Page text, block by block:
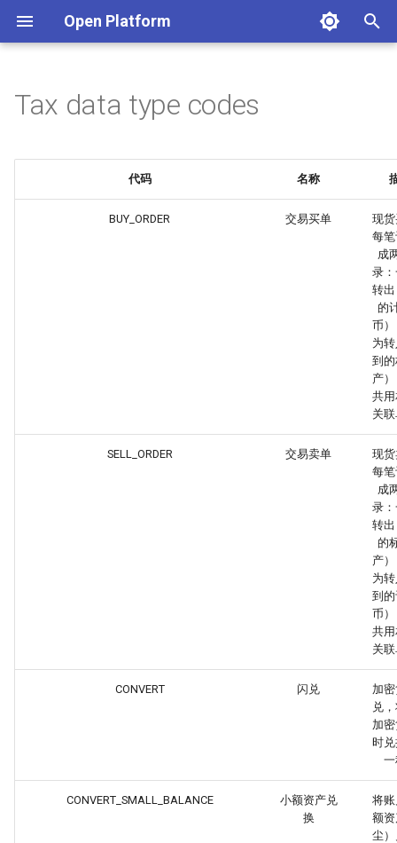
Open Platform
Tax data type codes
代码 名称
BUY_ORDER 交易买单
现
每
成
录
转
的
币
为
到
产
共
关
SELL_ORDER 交易卖单
现
每
成
录
转
的
产
为
到
币
共
关
CONVERT 闪兑
加
兑
加
时
CONVERT_SMALL_BALANCE
小额资产兑
换
将
额
尘